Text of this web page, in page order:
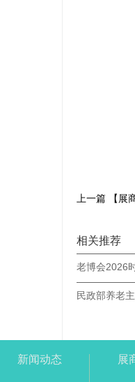
相关推荐
老博会2026
新闻动态 展